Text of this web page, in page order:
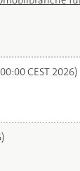
CEST 2026)